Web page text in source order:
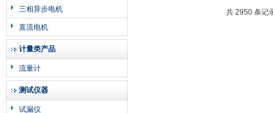
三相异步电机
直流电机
计量类产品
流量计
测试仪器
试漏仪
共 2950 条记